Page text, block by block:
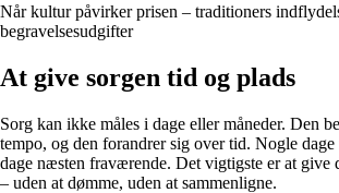
Når kultur påvirker prisen – traditioners
begravelsesudgifter
At give sorgen tid og plads
Sorg kan ikke måles i dage eller måneder. Den
tempo, og den forandrer sig over tid. Nogle
dage næsten fraværende. Det vigtigste er at
– uden at dømme, uden at sammenligne.